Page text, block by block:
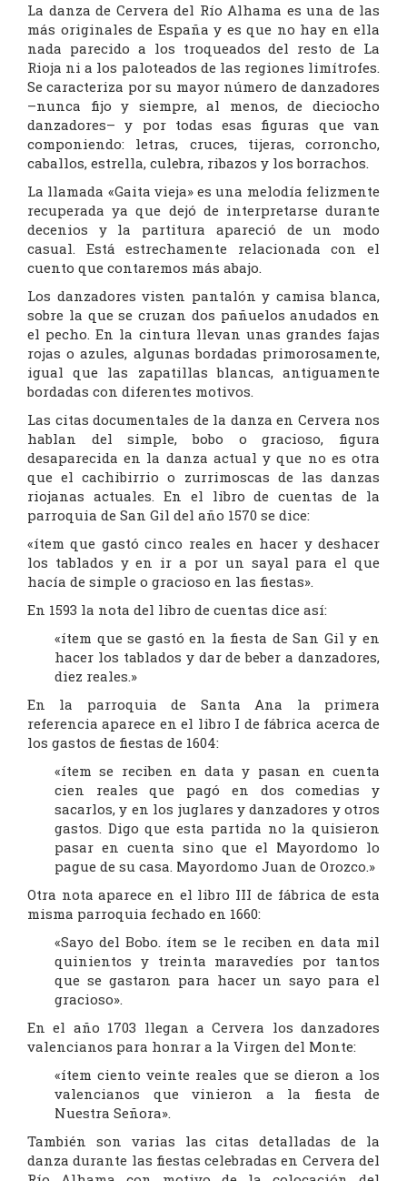
La danza de Cervera del Río Alhama es una de las
más originales de España y es que no hay en ella
nada parecido a los troqueados del resto de La
Rioja ni a los paloteados de las regiones limítrofes.
Se caracteriza por su mayor número de danzadores
–nunca fijo y siempre, al menos, de dieciocho
danzadores– y por todas esas figuras que van
componiendo: letras, cruces, tijeras, corroncho,
caballos, estrella, culebra, ribazos y los borrachos.
La llamada «Gaita vieja» es una melodía felizmente
recuperada ya que dejó de interpretarse durante
decenios y la partitura apareció de un modo
casual. Está estrechamente relacionada con el
cuento que contaremos más abajo.
Los danzadores visten pantalón y camisa blanca,
sobre la que se cruzan dos pañuelos anudados en
el pecho. En la cintura llevan unas grandes fajas
rojas o azules, algunas bordadas primorosamente,
igual que las zapatillas blancas, antiguamente
bordadas con diferentes motivos.
Las citas documentales de la danza en Cervera nos
hablan del simple, bobo o gracioso, figura
desaparecida en la danza actual y que no es otra
que el cachibirrio o zurrimoscas de las danzas
riojanas actuales. En el libro de cuentas de la
parroquia de San Gil del año 1570 se dice:
«ítem que gastó cinco reales en hacer y deshacer
los tablados y en ir a por un sayal para el que
hacía de simple o gracioso en las fiestas».
En 1593 la nota del libro de cuentas dice así:
«ítem que se gastó en la fiesta de San Gil y en
hacer los tablados y dar de beber a danzadores,
diez reales.»
En la parroquia de Santa Ana la primera
referencia aparece en el libro I de fábrica acerca de
los gastos de fiestas de 1604:
«ítem se reciben en data y pasan en cuenta
cien reales que pagó en dos comedias y
sacarlos, y en los juglares y danzadores y otros
gastos. Digo que esta partida no la quisieron
pasar en cuenta sino que el Mayordomo lo
pague de su casa. Mayordomo Juan de Orozco.»
Otra nota aparece en el libro III de fábrica de esta
misma parroquia fechado en 1660:
«Sayo del Bobo. ítem se le reciben en data mil
quinientos y treinta maravedíes por tantos
que se gastaron para hacer un sayo para el
gracioso».
En el año 1703 llegan a Cervera los danzadores
valencianos para honrar a la Virgen del Monte:
«ítem ciento veinte reales que se dieron a los
valencianos que vinieron a la fiesta de
Nuestra Señora».
También son varias las citas detalladas de la
danza durante las fiestas celebradas en Cervera del